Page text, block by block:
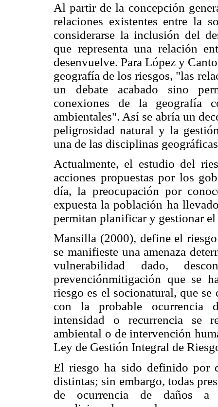
Al partir de la concepción
relaciones existentes entre la
considerarse la inclusión del
que representa una relación
desenvuelve. Para López y
geografía de los riesgos, "las
un debate acabado sino
conexiones de la geografía
ambientales". Así se abría un
peligrosidad natural y la
una de las disciplinas
Actualmente, el estudio del
acciones propuestas por los
día, la preocupación por
expuesta la población ha
permitan planificar y gestionar
Mansilla (2000), define el
se manifieste una amenaza
vulnerabilidad dado,
prevenciónmitigación que se
riesgo es el socionatural, que
con la probable ocurrencia
intensidad o recurrencia se
ambiental o de intervención
Ley de Gestión Integral de
El riesgo ha sido definido por
distintas; sin embargo, todas
de ocurrencia de daños a